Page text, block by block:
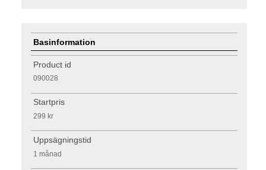
Basinformation
Product id
090028
Startpris
299 kr
Uppsägningstid
1 månad